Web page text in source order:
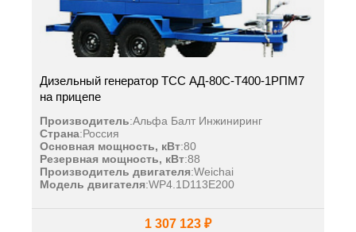
Дизельный генератор ТСС АД-80С-Т400-1РПМ7
на прицепе
Производитель:Альфа Балт Инжиниринг
Страна:Россия
Основная мощность, кВт:80
Резервная мощность, кВт:88
Производитель двигателя:Weichai
Модель двигателя:WP4.1D113E200
1 307 123 ₽